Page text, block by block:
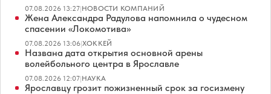
07.08.2026 13:27|НОВОСТИ КОМПАНИЙ
Жена Александра Радулова напомнила о чудесном
спасении «Локомотива»
07.08.2026 13:06|ХОККЕЙ
Названа дата открытия основной арены
волейбольного центра в Ярославле
07.08.2026 12:07|НАУКА
Ярославцу грозит пожизненный срок за госизмену